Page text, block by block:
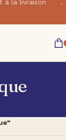
à la livraison .